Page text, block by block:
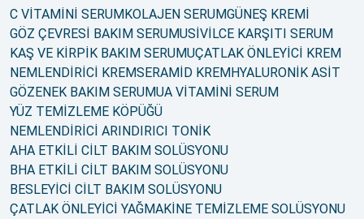
C VİTAMİNİ SERUM KOLAJEN SERUMGÜNEŞ KREMİ
GÖZ ÇEVRESİ BAKIM SERUMUSİVİLCE KARŞITI SERUM
KAŞ VE KİRPİK BAKIM SERUMUÇATLAK ÖNLEYİCİ KREM
NEMLENDİRİCİ KREMSERAMİD KREM HYALURONİK ASİT
GÖZENEK BAKIM SERUMUA VİTAMİNİ SERUM
YÜZ TEMİZLEME KÖPÜĞÜ
NEMLENDİRİCİ ARINDIRICI TONİK
AHA ETKİLİ CİLT BAKIM SOLÜSYONU
BHA ETKİLİ CİLT BAKIM SOLÜSYONU
BESLEYİCİ CİLT BAKIM SOLÜSYONU
ÇATLAK ÖNLEYİCİ YAĞMAKİNE TEMİZLEME SOLÜSYONU